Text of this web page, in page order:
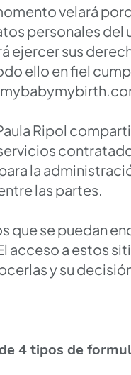
velará
personales del
ejercer sus
ello en fiel
Ripol
la
las partes.
que se puedan
acceso a estos
y su
4 tipos de